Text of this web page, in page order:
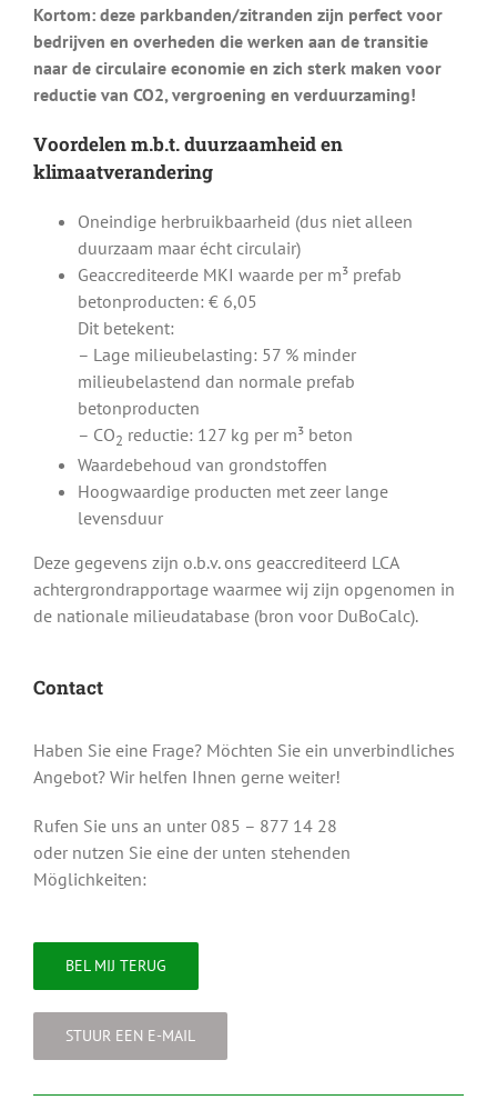
Kortom: deze parkbanden/zitranden zijn perfect voor
bedrijven en overheden die werken aan de transitie
naar de circulaire economie en zich sterk maken voor
reductie van CO2, vergroening en verduurzaming!
Voordelen m.b.t. duurzaamheid en
klimaatverandering
Oneindige herbruikbaarheid (dus niet alleen
duurzaam maar écht circulair)
Geaccrediteerde MKI waarde per m³ prefab
betonproducten: € 6,05
Dit betekent:
– Lage milieubelasting: 57 % minder
milieubelastend dan normale prefab
betonproducten
– CO2 reductie: 127 kg per m³ beton
Waardebehoud van grondstoffen
Hoogwaardige producten met zeer lange
levensduur
Deze gegevens zijn o.b.v. ons geaccrediteerd LCA
achtergrondrapportage waarmee wij zijn opgenomen in
de nationale milieudatabase (bron voor DuBoCalc).
Contact
Haben Sie eine Frage? Möchten Sie ein unverbindliches
Angebot? Wir helfen Ihnen gerne weiter!
Rufen Sie uns an unter 085 – 877 14 28
oder nutzen Sie eine der unten stehenden
Möglichkeiten:
BEL MIJ TERUG
STUUR EEN E-MAIL